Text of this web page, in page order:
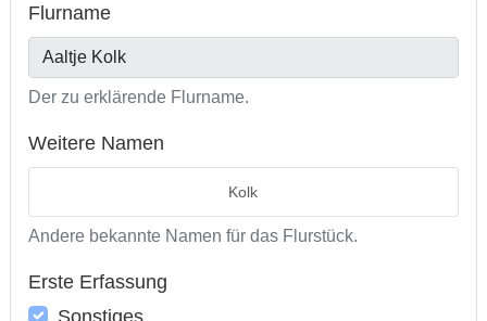
Flurname
Der zu erklärende Flurname.
Weitere Namen
Kolk
Andere bekannte Namen für das Flurstück.
Erste Erfassung
Sonstiges